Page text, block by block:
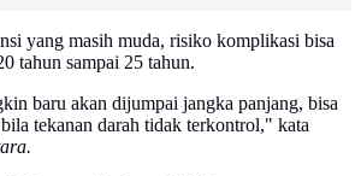
yang masih muda, risiko komplikasi bisa
tahun sampai 25 tahun.
baru akan dijumpai jangka panjang, bisa
tekanan darah tidak terkontrol," kata